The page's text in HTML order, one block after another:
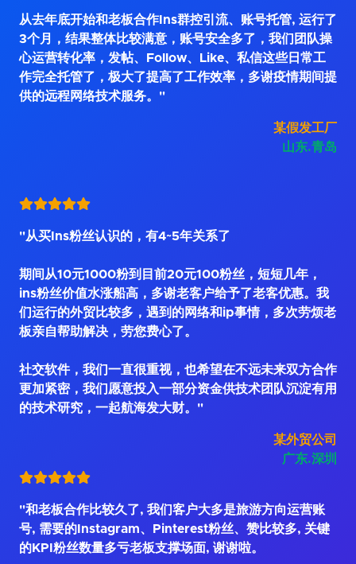
从去年底开始和老板合作Ins群控引流、账号托管, 运行了
3个月，结果整体比较满意，账号安全多了，我们团队操
心运营转化率，发帖、Follow、Like、私信这些日常工
作完全托管了，极大了提高了工作效率，多谢疫情期间提
供的远程网络技术服务。"
某假发工厂
山东.青岛
"从买Ins粉丝认识的，有4~5年关系了
期间从10元1000粉到目前20元100粉丝，短短几年，
ins粉丝价值水涨船高，多谢老客户给予了老客优惠。我
们运行的外贸比较多，遇到的网络和ip事情，多次劳烦老
板亲自帮助解决，劳您费心了。
社交软件，我们一直很重视，也希望在不远未来双方合作
更加紧密，我们愿意投入一部分资金供技术团队沉淀有用
的技术研究，一起航海发大财。"
某外贸公司
广东.深圳
"和老板合作比较久了, 我们客户大多是旅游方向运营账
号, 需要的Instagram、Pinterest粉丝、赞比较多, 关键
的KPI粉丝数量多亏老板支撑场面, 谢谢啦。